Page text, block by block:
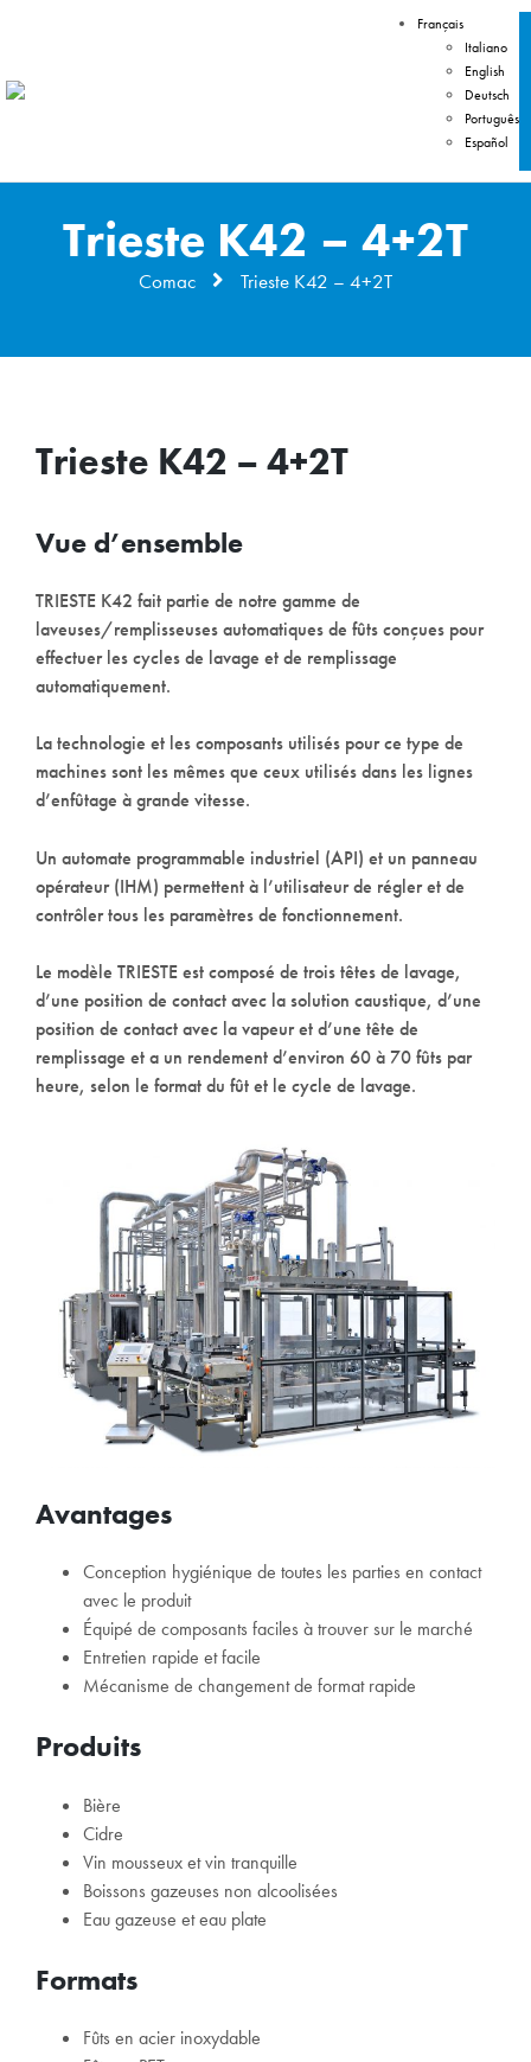
Français
Italiano
English
Deutsch
Português
Español
Trieste K42 – 4+2T
Comac Trieste K42 – 4+2T
Trieste K42 – 4+2T
Vue d’ensemble
TRIESTE K42 fait partie de notre gamme de
laveuses/remplisseuses automatiques de fûts conçues pour
effectuer les cycles de lavage et de remplissage
automatiquement.
La technologie et les composants utilisés pour ce type de
machines sont les mêmes que ceux utilisés dans les lignes
d’enfûtage à grande vitesse.
Un automate programmable industriel (API) et un panneau
opérateur (IHM) permettent à l’utilisateur de régler et de
contrôler tous les paramètres de fonctionnement.
Le modèle TRIESTE est composé de trois têtes de lavage,
d’une position de contact avec la solution caustique, d’une
position de contact avec la vapeur et d’une tête de
remplissage et a un rendement d’environ 60 à 70 fûts par
heure, selon le format du fût et le cycle de lavage.
Avantages
Conception hygiénique de toutes les parties en contact
avec le produit
Équipé de composants faciles à trouver sur le marché
Entretien rapide et facile
Mécanisme de changement de format rapide
Produits
Bière
Cidre
Vin mousseux et vin tranquille
Boissons gazeuses non alcoolisées
Eau gazeuse et eau plate
Formats
Fûts en acier inoxydable